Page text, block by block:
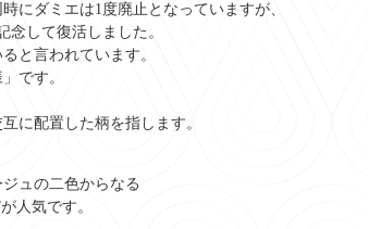
にダミエは1度廃止となっていますが、
念して復活しました。
と言われています。
です。
に配置した柄を指します。
ュの二色からなる
人気です。